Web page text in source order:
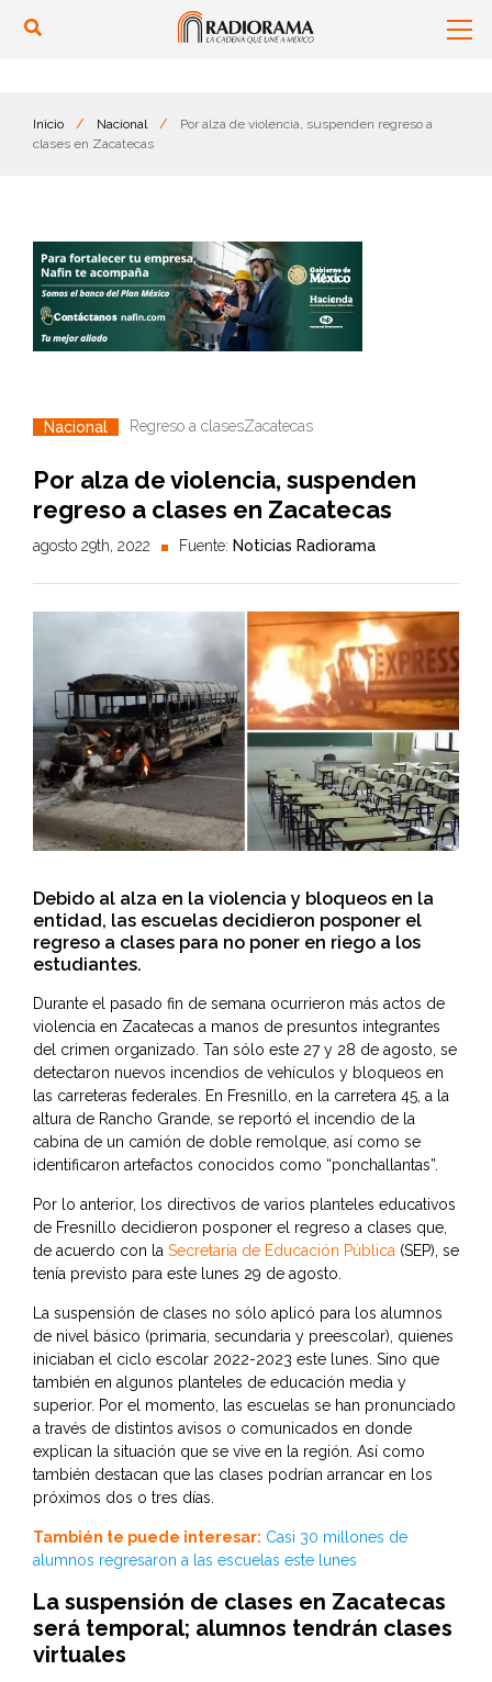
Inicio / Nacional /
Por alza de violencia, suspenden regreso a
clases en Zacatecas
Nacional Regreso a clasesZacatecas
Por alza de violencia, suspenden
regreso a clases en Zacatecas
agosto 29th, 2022 Fuente: Noticias Radiorama
Debido al alza en la violencia y bloqueos en la
entidad, las escuelas decidieron posponer el
regreso a clases para no poner en riego a los
estudiantes.
Durante el pasado fin de semana ocurrieron más actos de
violencia en Zacatecas a manos de presuntos integrantes
del crimen organizado. Tan sólo este 27 y 28 de agosto, se
detectaron nuevos incendios de vehículos y bloqueos en
las carreteras federales. En Fresnillo, en la carretera 45, a la
altura de Rancho Grande, se reportó el incendio de la
cabina de un camión de doble remolque, así como se
identificaron artefactos conocidos como “ponchallantas”.
Por lo anterior, los directivos de varios planteles educativos
de Fresnillo decidieron posponer el regreso a clases que,
de acuerdo con la Secretaría de Educación Pública (SEP), se
tenía previsto para este lunes 29 de agosto.
La suspensión de clases no sólo aplicó para los alumnos
de nivel básico (primaria, secundaria y preescolar), quienes
iniciaban el ciclo escolar 2022-2023 este lunes. Sino que
también en algunos planteles de educación media y
superior. Por el momento, las escuelas se han pronunciado
a través de distintos avisos o comunicados en donde
explican la situación que se vive en la región. Así como
también destacan que las clases podrían arrancar en los
próximos dos o tres días.
También te puede interesar: Casi 30 millones de
alumnos regresaron a las escuelas este lunes
La suspensión de clases en Zacatecas
será temporal; alumnos tendrán clases
virtuales